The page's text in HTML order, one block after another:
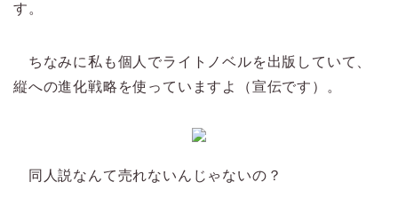
す。
ちなみに私も個人でライトノベルを出版していて、
縦への進化戦略を使っていますよ（宣伝です）。
同人説なんて売れないんじゃないの？